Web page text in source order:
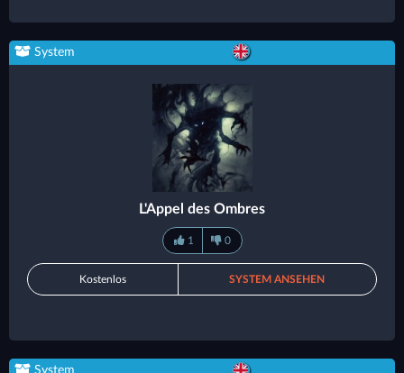
System
L'Appel des Ombres
1 0
Kostenlos SYSTEM ANSEHEN